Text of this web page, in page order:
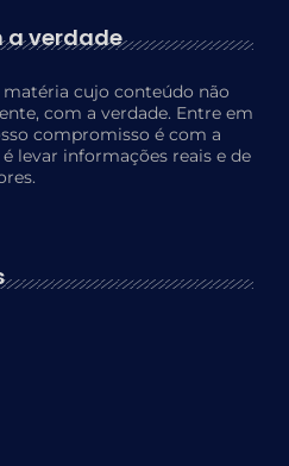
a verdade
cujo conteúdo não
com a verdade. Entre em
compromisso é com a
levar informações reais e de